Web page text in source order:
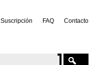
Suscripción FAQ Contacto